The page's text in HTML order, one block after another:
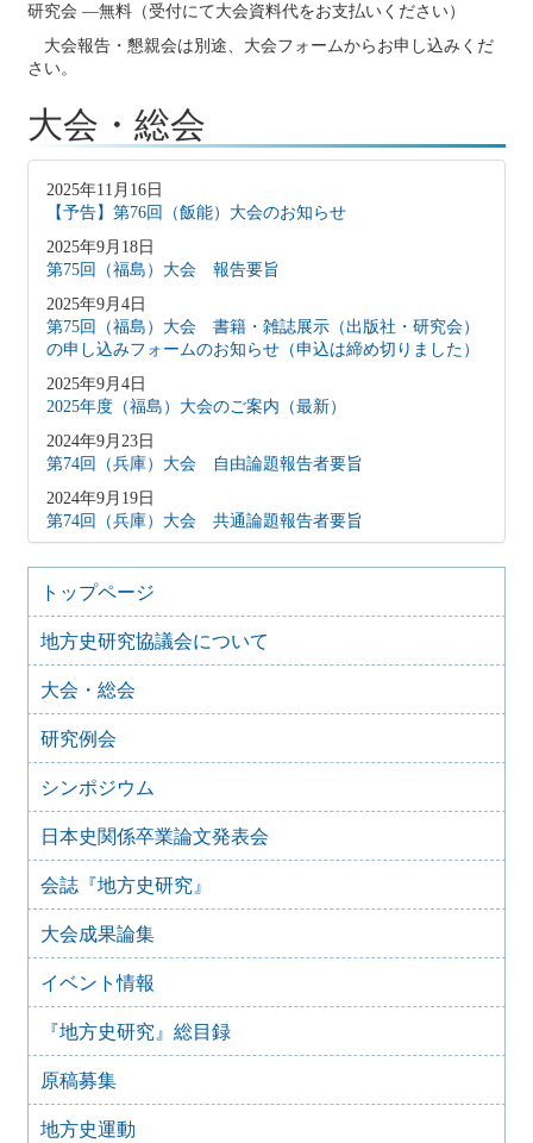
研究会 ―無料（受付にて大会資料代をお支払いください）
大会報告・懇親会は別途、大会フォームからお申し込みくだ
さい。
大会・総会
2025年11月16日
【予告】第76回（飯能）大会のお知らせ
2025年9月18日
第75回（福島）大会 報告要旨
2025年9月4日
第75回（福島）大会 書籍・雑誌展示（出版社・研究会）
の申し込みフォームのお知らせ（申込は締め切りました）
2025年9月4日
2025年度（福島）大会のご案内（最新）
2024年9月23日
第74回（兵庫）大会 自由論題報告者要旨
2024年9月19日
第74回（兵庫）大会 共通論題報告者要旨
第74回（兵庫）大会 書籍・雑誌展示（出版社・研究会）
の申し込みフォームのお知らせ
2024年9月1日
2024年8月25日
2024年度 第74回（兵庫）大会のご案内（最新）
2024年2月7日
2024年2月5日
2024年度 第74回（兵庫）大会のご案内
2023年8月19日
大会書籍展示申し込みのご案内
2023年8月19日
2023年度 第73回（館林）大会のご案内（最新）
2023年7月3日
2023年6月10日
「大会に関するアンケート調査」の実施について
2022年9月16日
2022年度 第72回（三重）大会
トップページ
地方史研究協議会について
大会・総会
研究例会
シンポジウム
日本史関係卒業論文発表会
会誌『地方史研究』
大会成果論集
イベント情報
『地方史研究』総目録
原稿募集
地方史運動